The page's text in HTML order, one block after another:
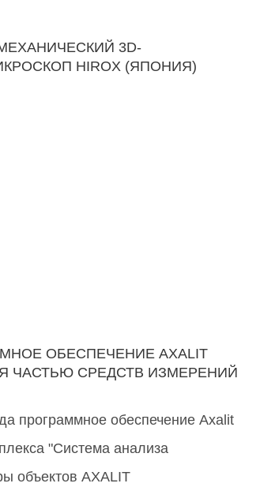
3D-
HIROX (ЯПОНИЯ)
ОБЕСПЕЧЕНИЕ AXALIT
ЧАСТЬЮ СРЕДСТВ ИЗМЕРЕНИЙ
программное обеспечение Axalit
"Система анализа
объектов AXALIT